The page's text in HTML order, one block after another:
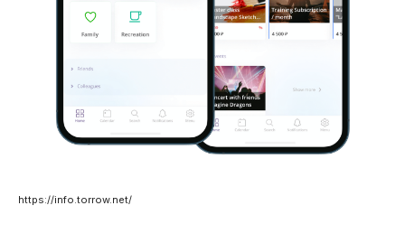
https://info.torrow.net/